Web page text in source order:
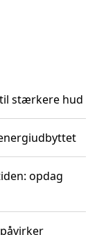
stærkere hud
opdag